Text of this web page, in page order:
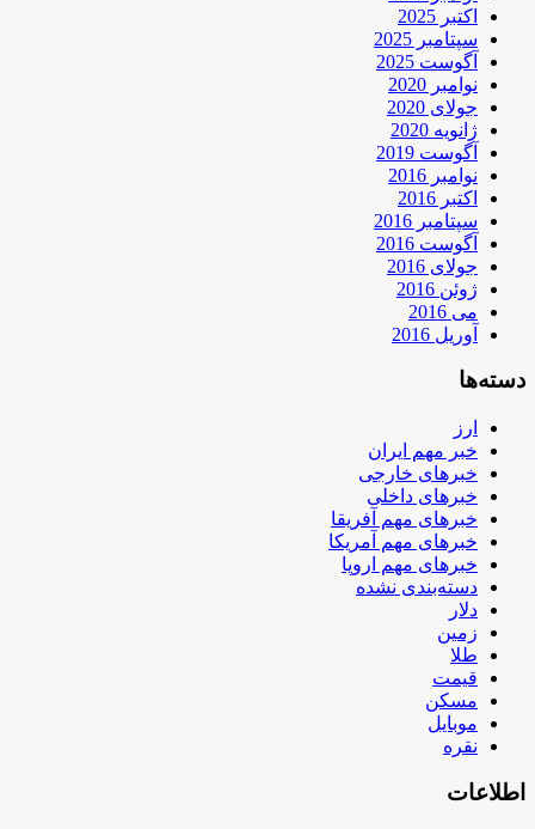
اکتبر 2025
سپتامبر 2025
آگوست 2025
نوامبر 2020
جولای 2020
ژانویه 2020
آگوست 2019
نوامبر 2016
اکتبر 2016
سپتامبر 2016
آگوست 2016
جولای 2016
ژوئن 2016
می 2016
آوریل 2016
دسته‌ها
ارز
خبر مهم ایران
خبرهای خارجی
خبرهای داخلی
خبرهای مهم آفریقا
خبرهای مهم آمریکا
خبرهای مهم اروپا
دسته‌بندی نشده
دلار
زمین
طلا
قیمت
مسکن
موبایل
نقره
اطلاعات